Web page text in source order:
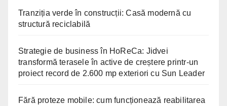
Tranziția verde în construcții: Casă modernă cu
structură reciclabilă
Strategie de business în HoReCa: Jidvei
transformă terasele în active de creștere printr-un
proiect record de 2.600 mp exteriori cu Sun Leader
Fără proteze mobile: cum funcționează reabilitarea